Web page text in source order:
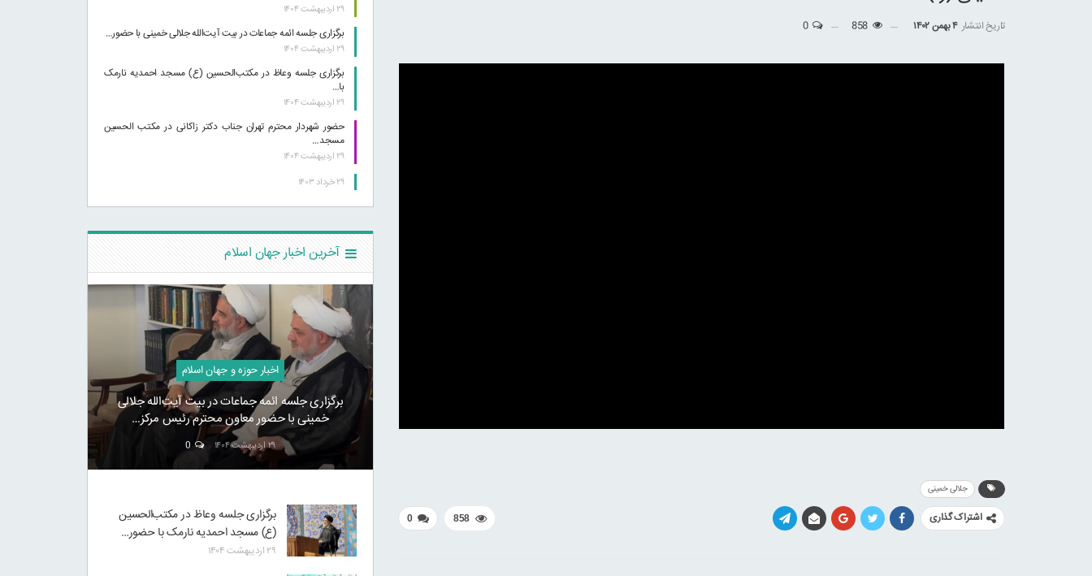
تاریخ انتشار ۴ بهمن ۱۴۰۲ 0
جلالی خمینی
اشتراک گذاری 0 858
۲۹ اردیبهشت ۱۴۰۴
برگزاری جلسه ائمه جماعات در بیت آیت‌الله جلالی خمینی با حضور…
۲۹ اردیبهشت ۱۴۰۴
برگزاری جلسه وعاظ در مکتب‌الحسین (ع) مسجد احمدیه نارمک
با…
۲۹ اردیبهشت ۱۴۰۴
حضور شهردار محترم تهران جناب دکتر زاکانی در مکتب الحسین
مسجد…
۲۹ اردیبهشت ۱۴۰۴
۲۹ خرداد ۱۴۰۳
آخرین اخبار جهان اسلام
اخبار حوزه و جهان اسلام
برگزاری جلسه ائمه جماعات در بیت آیت‌الله جلالی
خمینی با حضور معاون محترم رئیس مرکز…
۲۹ اردیبهشت ۱۴۰۴ 0
برگزاری جلسه وعاظ در مکتب‌الحسین
(ع) مسجد احمدیه نارمک با حضور…
۲۹ اردیبهشت ۱۴۰۴